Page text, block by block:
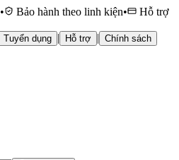
• Bảo hành theo linh kiện•
Hỗ trợ
Tuyển dụng | Hỗ trợ | Chính sách